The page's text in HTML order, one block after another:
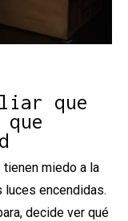
que
tienen miedo a la
encendidas.
decide ver qué